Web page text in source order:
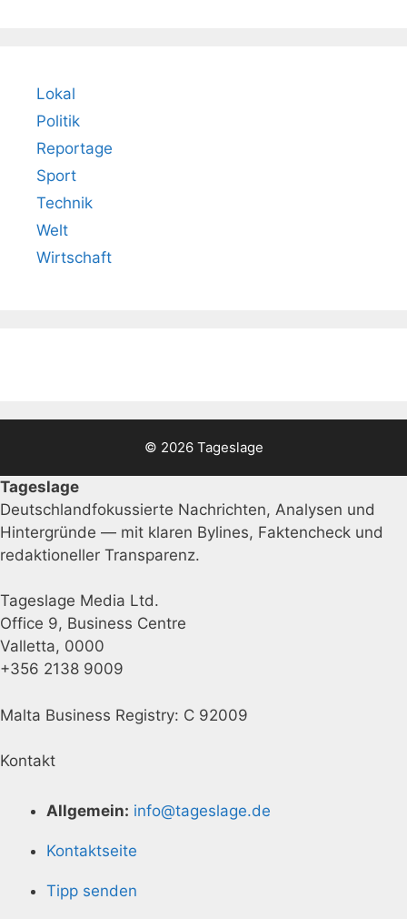
Lokal
Politik
Reportage
Sport
Technik
Welt
Wirtschaft
© 2026 Tageslage
Tageslage
Deutschlandfokussierte Nachrichten, Analysen und
Hintergründe — mit klaren Bylines, Faktencheck und
redaktioneller Transparenz.
Tageslage Media Ltd.
Office 9, Business Centre
Valletta, 0000
+356 2138 9009
Malta Business Registry: C 92009
Kontakt
Allgemein: info@tageslage.de
Kontaktseite
Tipp senden